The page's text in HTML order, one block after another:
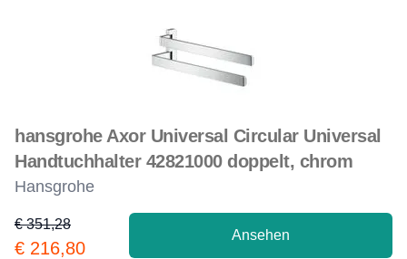
hansgrohe Axor Universal Circular Universal
Handtuchhalter 42821000 doppelt, chrom
Hansgrohe
Product information
€ 351,28
€ 216,80
Ansehen